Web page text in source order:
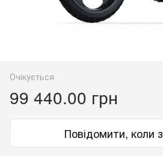
Очікується
99 440.00 грн
Повідомити, коли